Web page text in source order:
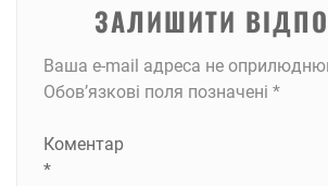
ЗАЛИШИТИ
Ваша e-mail адреса не
Обов’язкові поля позначені *
Коментар
*